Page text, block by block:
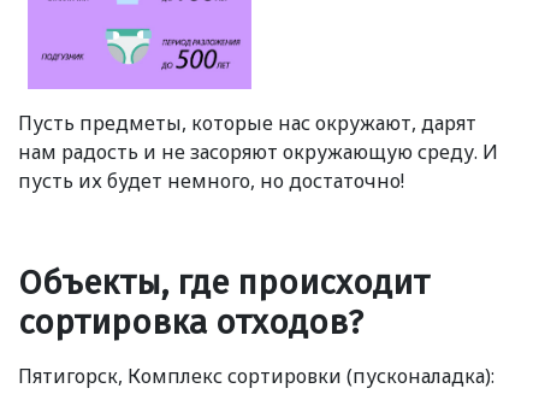
Пусть предметы, которые нас окружают, дарят
нам радость и не засоряют окружающую среду. И
пусть их будет немного, но достаточно!
Объекты, где происходит
сортировка отходов?
Пятигорск, Комплекс сортировки (пусконаладка):